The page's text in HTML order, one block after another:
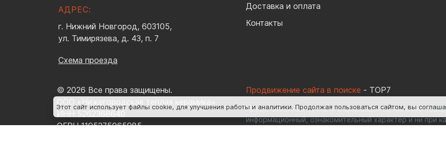
АДРЕС:
г. Нижний Новгород, 603105,
ул. Тимирязева, д. 43, п. 7
Схема проезда
Доставка и оплата
Контакты
© 2026 Все права защищены.
ООО «Нижегородская теплая керамика»
ИНН 5262368640
ОГРН 1195275065985
Продвижение сайта в поиске - TOP7
Представленная на сайте информация по наличию
информационный, ознакомительный характер и ни при
Этот сайт использует файлы cookie, для улучшения работы и аналитики. Продолжая пользоваться сайтом, вы